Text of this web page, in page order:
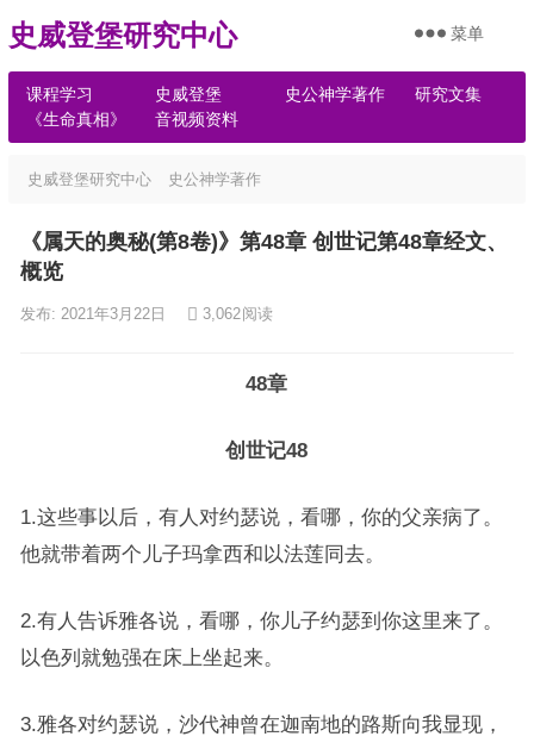
史威登堡研究中心
课程学习 史威登堡 史公神学著作
研究文集
《生命真相》
音视频资料
菜单
史威登堡研究中心 史公神学著作
《属天的奥秘(第8卷)》第48章 创世记第48章经文、
概览
发布: 2021年3月22日 3,062阅读
48章
创世记48
1.这些事以后，有人对约瑟说，看哪，你的父亲病了。
他就带着两个儿子玛拿西和以法莲同去。
2.有人告诉雅各说，看哪，你儿子约瑟到你这里来了。
以色列就勉强在床上坐起来。
3.雅各对约瑟说，沙代神曾在迦南地的路斯向我显现，